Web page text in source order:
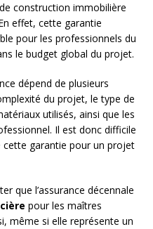
construction immobilière
effet, cette garantie
pour les professionnels du
le budget global du projet.
dépend de plusieurs
du projet, le type de
utilisés, ainsi que les
Il est donc difficile
cette garantie pour un projet
que l’assurance décennale
pour les maîtres
même si elle représente un